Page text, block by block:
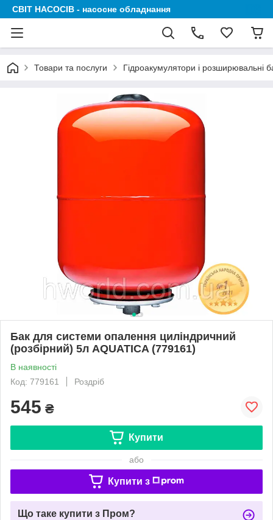
СВІТ НАСОСІВ - насосне обладнання
Товари та послуги Гідроакумулятори і розширювальні
Бак для системи опалення циліндричний
(розбірний) 5л AQUATICA (779161)
В наявності
Код: 779161
Роздріб
545 ₴
Купити
або
Купити з
Що таке купити з Пром?